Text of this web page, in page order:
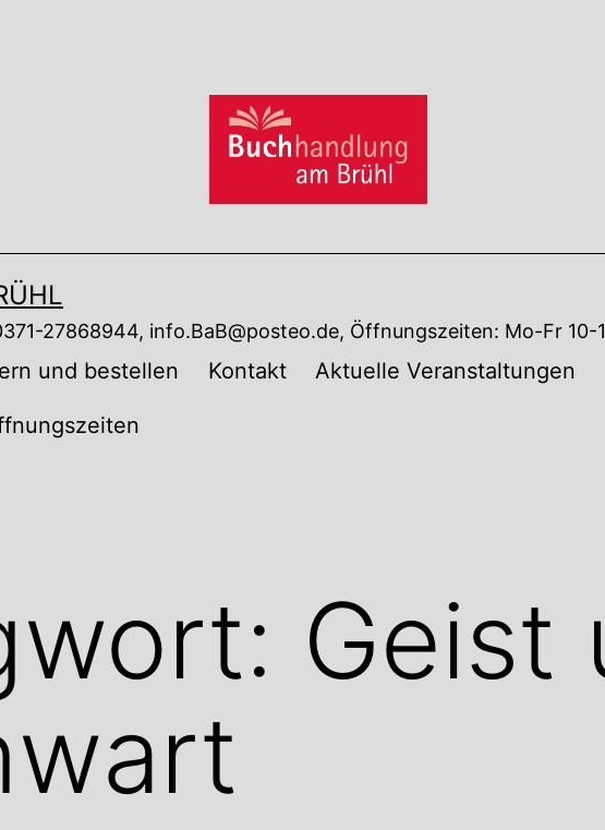
27868944, info.BaB@posteo.de, Öffnungszeiten: Mo-Fr 10-
und bestellen Kontakt Aktuelle Veranstaltungen
Geist